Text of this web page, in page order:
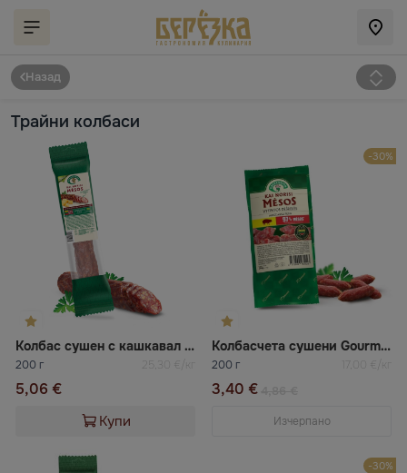
Назад
Трайни колбаси
Колбас сушен с кашкавал Krekenavos
200 г 25,30 €/кг
5,06 €
Купи
-30%
Колбасчета сушени Gourman Krekenavos
200 г 17,00 €/кг
3,40 €
Изчерпано
-30%